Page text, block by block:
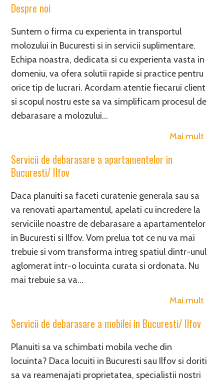
Despre noi
Suntem o firma cu experienta in transportul
molozului in Bucuresti si in servicii suplimentare.
Echipa noastra, dedicata si cu experienta vasta in
domeniu, va ofera solutii rapide si practice pentru
orice tip de lucrari. Acordam atentie fiecarui client
si scopul nostru este sa va simplificam procesul de
debarasare a molozului…
Mai mult
Servicii de debarasare a apartamentelor in
Bucuresti/ Ilfov
Daca planuiti sa faceti curatenie generala sau sa
va renovati apartamentul, apelati cu incredere la
serviciile noastre de debarasare a apartamentelor
in Bucuresti si Ilfov. Vom prelua tot ce nu va mai
trebuie si vom transforma intreg spatiul dintr-unul
aglomerat intr-o locuinta curata si ordonata. Nu
mai trebuie sa va…
Mai mult
Servicii de debarasare a mobilei in Bucuresti/ Ilfov
Planuiti sa va schimbati mobila veche din
locuinta? Daca locuiti in Bucuresti sau Ilfov si doriti
sa va reamenajati proprietatea, specialistii nostri